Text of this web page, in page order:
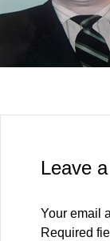
Leave
Your email
Required